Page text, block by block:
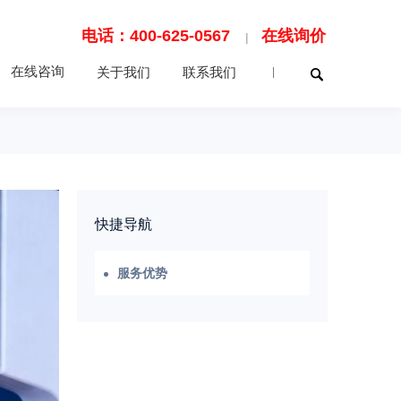
电话：400-625-0567 在线询价
在线咨询 关于我们 联系我们
快捷导航
服务优势